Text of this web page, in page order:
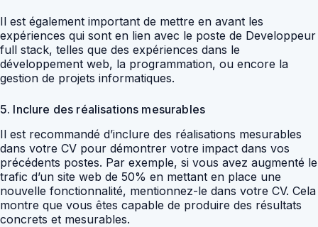
Il est également important de mettre en avant les
expériences qui sont en lien avec le poste de Developpeur
full stack, telles que des expériences dans le
développement web, la programmation, ou encore la
gestion de projets informatiques.
5. Inclure des réalisations mesurables
Il est recommandé d’inclure des réalisations mesurables
dans votre CV pour démontrer votre impact dans vos
précédents postes. Par exemple, si vous avez augmenté le
trafic d’un site web de 50% en mettant en place une
nouvelle fonctionnalité, mentionnez-le dans votre CV. Cela
montre que vous êtes capable de produire des résultats
concrets et mesurables.